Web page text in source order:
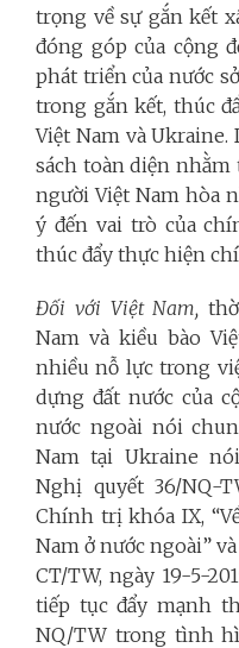
trọng về sự gắn kết
đóng góp của cộng
phát triển của nước
trong gắn kết, thúc
Việt Nam và
sách toàn diện nhằm
người Việt Nam hòa
ý đến vai trò của
thúc đẩy thực hiện
Đối với Việt Nam,
Nam và kiều bào
nhiều nỗ lực trong
dựng đất nước của
nước ngoài nói
Nam tại Ukraine
Nghị quyết 36/NQ-
Chính trị khóa IX,
Nam ở nước ngoài”
CT/TW, ngày 19-5-
tiếp tục đẩy mạnh
NQ/TW trong tình